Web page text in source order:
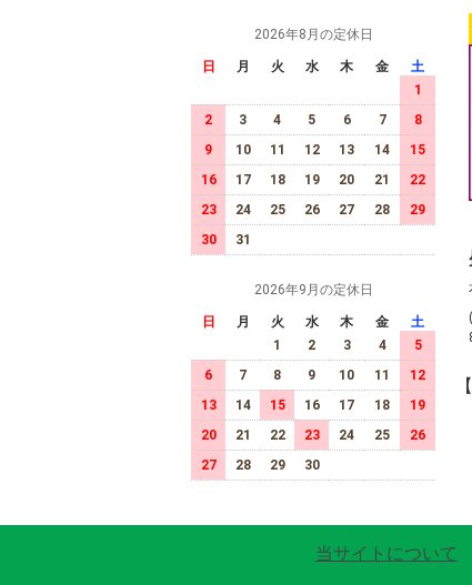
2026年8月の定休日
日 月 火 水 木 金
土
1
2
3 4 5 6 7
8
9
10 11 12 13 14
15
16
17 18 19 20 21
22
23
24 25 26 27 28
29
30
31
2026年9月の定休日
日 月 火 水 木 金
土
1
2 3 4
5
6
7 8 9 10 11
12
13
14 15 16 17 18
19
20
21 22 23 24 25
26
27
28 29 30
当サイトについて